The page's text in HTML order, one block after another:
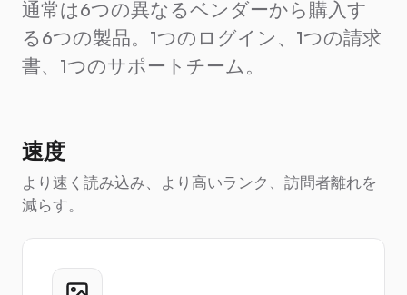
通常は6つの異なるベンダーから購入す
る6つの製品。1つのログイン、1つの請求
書、1つのサポートチーム。
速度
より速く読み込み、より高いランク、訪問者離れを
減らす。